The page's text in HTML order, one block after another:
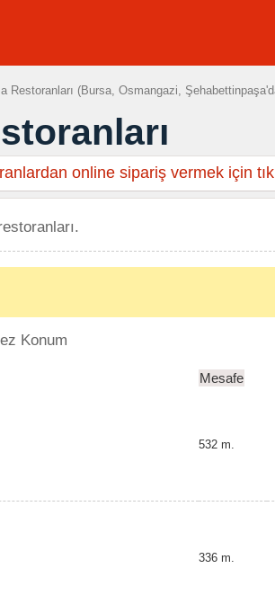
Restoranları (Bursa, Osmangazi,
online sipariş vermek için
Konum
Mesafe
532 m.
336 m.